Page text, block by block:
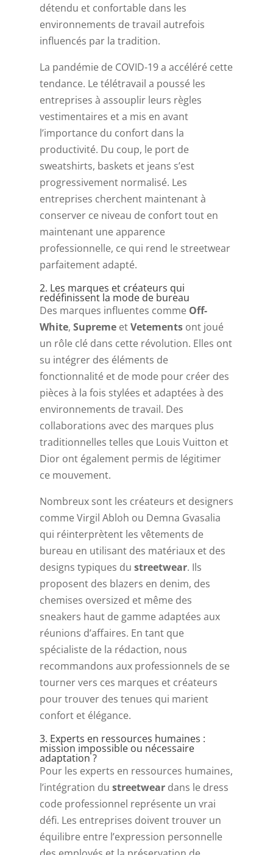
détendu et confortable dans les
environnements de travail autrefois
influencés par la tradition.
La pandémie de COVID-19 a accéléré cette
tendance. Le télétravail a poussé les
entreprises à assouplir leurs règles
vestimentaires et a mis en avant
l’importance du confort dans la
productivité. Du coup, le port de
sweatshirts, baskets et jeans s’est
progressivement normalisé. Les
entreprises cherchent maintenant à
conserver ce niveau de confort tout en
maintenant une apparence
professionnelle, ce qui rend le streetwear
parfaitement adapté.
2. Les marques et créateurs qui
redéfinissent la mode de bureau
Des marques influentes comme Off-
White, SupremeetVetementsont joué
un rôle clé dans cette révolution. Elles ont
su intégrer des éléments de
fonctionnalité et de mode pour créer des
pièces à la fois stylées et adaptées à des
environnements de travail. Des
collaborations avec des marques plus
traditionnelles telles que Louis Vuitton et
Dior ont également permis de légitimer
ce mouvement.
Nombreux sont les créateurs et designers
comme Virgil Abloh ou Demna Gvasalia
qui réinterprètent les vêtements de
bureau en utilisant des matériaux et des
designs typiques du streetwear. Ils
proposent des blazers en denim, des
chemises oversized et même des
sneakers haut de gamme adaptées aux
réunions d’affaires. En tant que
spécialiste de la rédaction, nous
recommandons aux professionnels de se
tourner vers ces marques et créateurs
pour trouver des tenues qui marient
confort et élégance.
3. Experts en ressources humaines :
mission impossible ou nécessaire
adaptation ?
Pour les experts en ressources humaines,
l’intégration du streetweardans le dress
code professionnel représente un vrai
défi. Les entreprises doivent trouver un
équilibre entre l’expression personnelle